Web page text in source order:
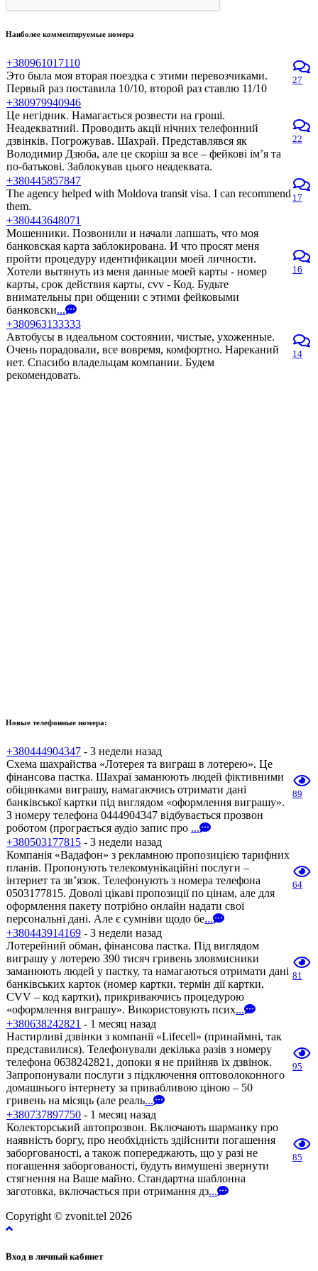
Наиболее комментируемые номера
+380961017110
Это была моя вторая поездка с этими перевозчиками.
Первый раз поставила 10/10, второй раз ставлю 11/10
27
+380979940946
Це негідник. Намагається розвести на гроші.
Неадекватний. Проводить акції нічних телефонний
дзвінків. Погрожував. Шахрай. Представлявся як
Володимир Дзюба, але це скоріш за все – фейкові ім’я та
по-батькові. Заблокував цього неадеквата.
22
+380445857847
The agency helped with Moldova transit visa. I can recommend
them.
17
+380443648071
Мошенники. Позвонили и начали лапшать, что моя
банковская карта заблокирована. И что просят меня
пройти процедуру идентификации моей личности.
Хотели вытянуть из меня данные моей карты - номер
карты, срок действия карты, cvv - Код. Будьте
внимательны при общении с этими фейковыми
банковски...
16
+380963133333
Автобусы в идеальном состоянии, чистые, ухоженные.
Очень порадовали, все вовремя, комфортно. Нареканий
нет. Спасибо владельцам компании. Будем
рекомендовать.
14
Новые телефонные номера:
+380444904347 - 3 недели назад
Схема шахрайства «Лотерея та виграш в лотерею». Це
фінансова пастка. Шахраї заманюють людей фіктивними
обіцянками виграшу, намагаючись отримати дані
банківської картки під виглядом «оформлення виграшу».
З номеру телефона 0444904347 відбувається прозвон
роботом (програється аудіо запис про ...
89
+380503177815 - 3 недели назад
Компанія «Вадафон» з рекламною пропозицією тарифних
планів. Пропонують телекомунікаційні послуги –
інтернет та зв’язок. Телефонують з номера телефона
0503177815. Доволі цікаві пропозиції по цінам, але для
оформлення пакету потрібно онлайн надати свої
персональні дані. Але є сумніви щодо бе...
64
+380443914169 - 3 недели назад
Лотерейний обман, фінансова пастка. Під виглядом
виграшу у лотерею 390 тисяч гривень зловмисники
заманюють людей у пастку, та намагаються отримати дані
банківських карток (номер картки, термін дії картки,
CVV – код картки), прикриваючись процедурою
«оформлення виграшу». Використовують псих...
81
+380638242821 - 1 месяц назад
Настирливі дзвінки з компанії «Lifecell» (принаймні, так
представилися). Телефонували декілька разів з номеру
телефона 0638242821, допоки я не прийняв їх дзвінок.
Запропонували послуги з підключення оптоволоконного
домашнього інтернету за привабливою ціною – 50
гривень на місяць (але реаль...
95
+380737897750 - 1 месяц назад
Колекторський автопрозвон. Включають шарманку про
наявність боргу, про необхідність здійснити погашення
заборгованості, а також попереджають, що у разі не
погашення заборгованості, будуть вимушені звернути
стягнення на Ваше майно. Стандартна шаблонна
заготовка, включається при отримання дз...
85
Copyright © zvonit.tel 2026
Вход в личный кабинет